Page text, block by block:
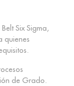
Six Sigma,
quienes
de Grado.